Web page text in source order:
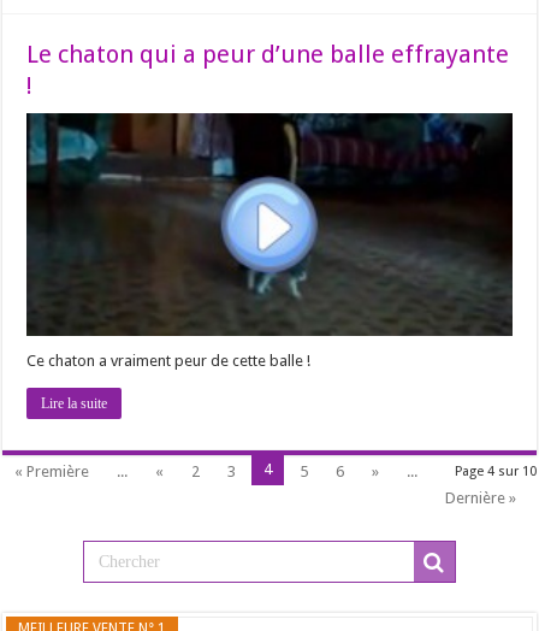
Le chaton qui a peur d’une balle effrayante
!
Ce chaton a vraiment peur de cette balle !
Lire la suite
Page 4 sur 10
« Première ... « 2 3 4 5 6 »
...
Dernière »